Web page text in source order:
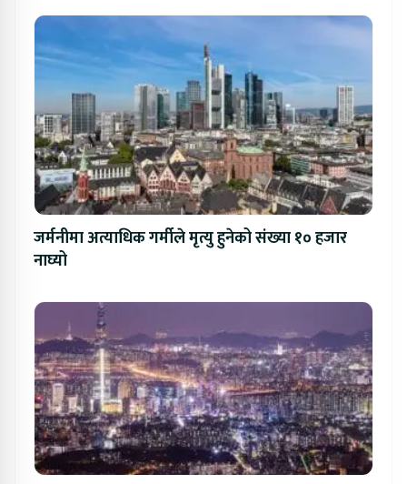
जर्मनीमा अत्याधिक गर्मीले मृत्यु हुनेको संख्या १० हजार
नाघ्यो